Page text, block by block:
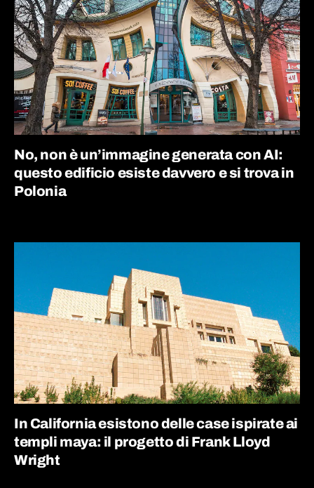
No, non è un’immagine generata con AI:
questo edificio esiste davvero e si trova in
Polonia
In California esistono delle case ispirate ai
templi maya: il progetto di Frank Lloyd
Wright